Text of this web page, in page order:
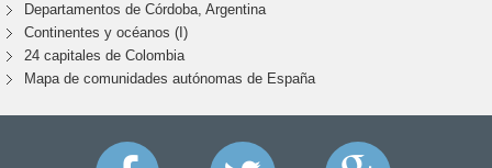
Departamentos de Córdoba, Argentina
Continentes y océanos (I)
24 capitales de Colombia
Mapa de comunidades autónomas de España